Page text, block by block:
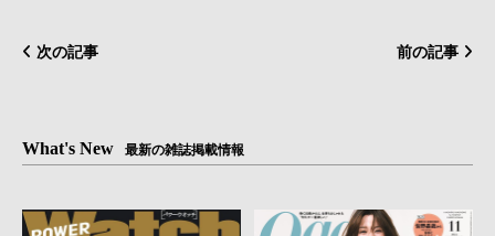
次の記事 前の記事
What's New 最新の雑誌掲載情報